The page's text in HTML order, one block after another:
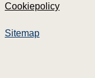
Cookiepolicy
Sitemap